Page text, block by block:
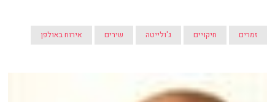
זמרים חיקויים ג'ולייטה שירים אירוח באולפן